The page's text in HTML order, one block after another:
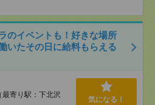
のイベントも！好きな場所
いたその日に給料もらえる
寄り駅：下北沢
気になる！